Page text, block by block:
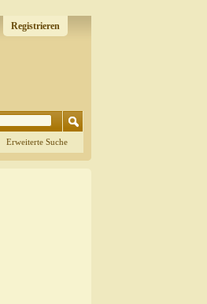
Registrieren
Erweiterte Suche